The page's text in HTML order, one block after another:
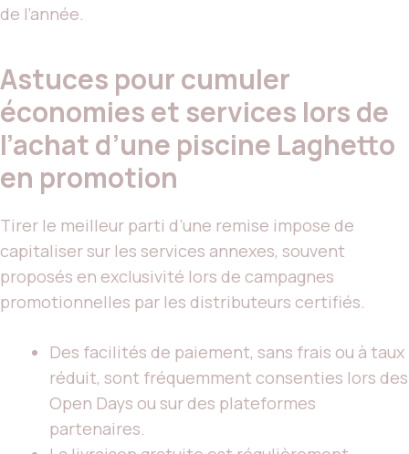
de l’année.
Astuces pour cumuler
économies et services lors de
l’achat d’une piscine Laghetto
en promotion
Tirer le meilleur parti d’une remise impose de
capitaliser sur les services annexes, souvent
proposés en exclusivité lors de campagnes
promotionnelles par les distributeurs certifiés.
Des facilités de paiement, sans frais ou à taux
réduit, sont fréquemment consenties lors des
Open Days ou sur des plateformes
partenaires.